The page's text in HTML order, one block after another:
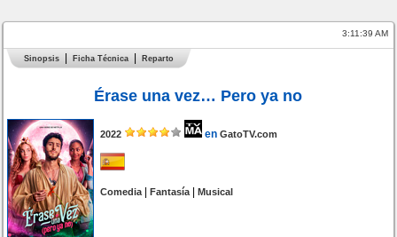
3:11:39 AM
Sinopsis Ficha Técnica Reparto
Érase una vez… Pero ya no
2022 en GatoTV.com
Comedia|Fantasía|Musical